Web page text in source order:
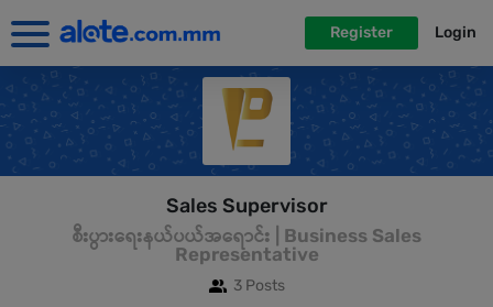
Register Login
Sales Supervisor
စီးပွားရေးနယ်ပယ်အရောင်း | Business Sales
Representative
3 Posts